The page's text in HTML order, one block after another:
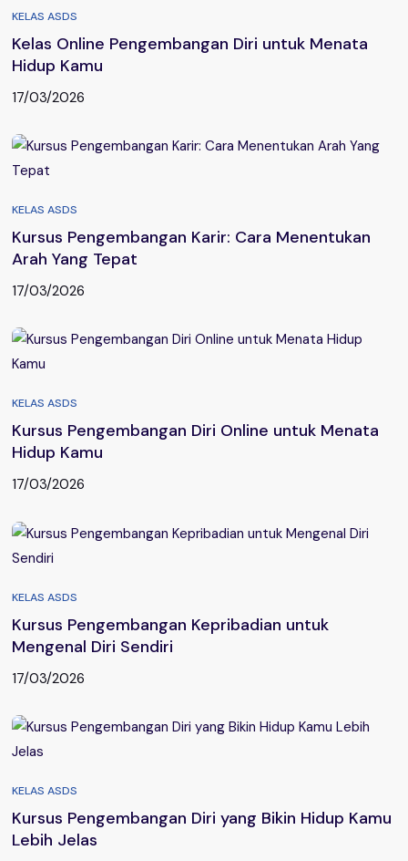
KELAS ASDS
Kelas Online Pengembangan Diri untuk Menata
Hidup Kamu
17/03/2026
KELAS ASDS
Kursus Pengembangan Karir: Cara Menentukan
Arah Yang Tepat
17/03/2026
KELAS ASDS
Kursus Pengembangan Diri Online untuk Menata
Hidup Kamu
17/03/2026
KELAS ASDS
Kursus Pengembangan Kepribadian untuk
Mengenal Diri Sendiri
17/03/2026
KELAS ASDS
Kursus Pengembangan Diri yang Bikin Hidup Kamu
Lebih Jelas